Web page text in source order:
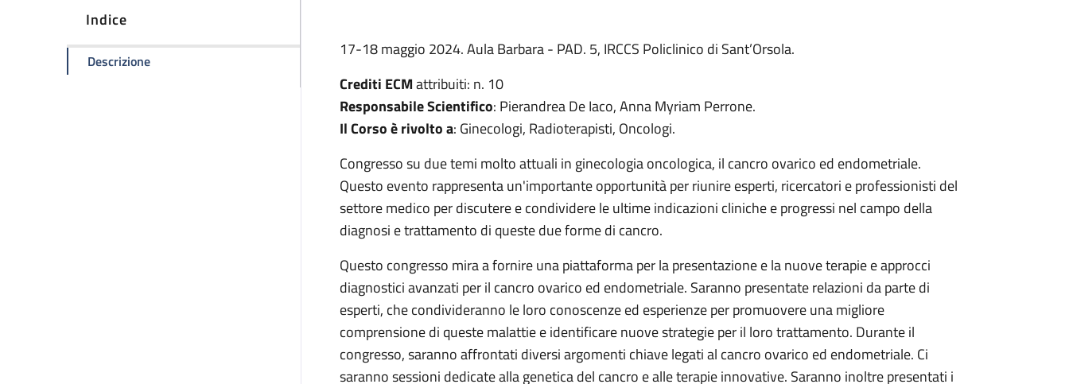
Indice
Descrizionedella pagina Congresso tumore ovarico ed endometriale
17-18 maggio 2024. Aula Barbara - PAD. 5, IRCCS Policlinico di Sant’Orsola.
Crediti ECMattribuiti: n. 10
Responsabile Scientifico: Pierandrea De Iaco, Anna Myriam Perrone.
Il Corso è rivolto a: Ginecologi, Radioterapisti, Oncologi.
Congresso su due temi molto attuali in ginecologia oncologica, il cancro ovarico ed endometriale.
Questo evento rappresenta un'importante opportunità per riunire esperti, ricercatori e professionisti del
settore medico per discutere e condividere le ultime indicazioni cliniche e progressi nel campo della
diagnosi e trattamento di queste due forme di cancro.
Questo congresso mira a fornire una piattaforma per la presentazione e la nuove terapie e approcci
diagnostici avanzati per il cancro ovarico ed endometriale. Saranno presentate relazioni da parte di
esperti, che condivideranno le loro conoscenze ed esperienze per promuovere una migliore
comprensione di queste malattie e identificare nuove strategie per il loro trattamento. Durante il
congresso, saranno affrontati diversi argomenti chiave legati al cancro ovarico ed endometriale. Ci
saranno sessioni dedicate alla genetica del cancro e alle terapie innovative. Saranno inoltre presentati i